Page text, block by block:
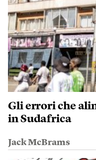
Gli errori che
in Sudafrica
Jack McBrams